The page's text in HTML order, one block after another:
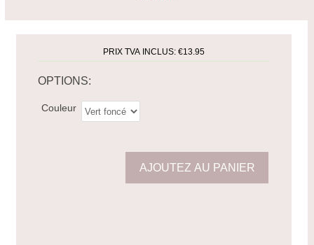
PRIX TVA INCLUS:€13.95
OPTIONS:
Couleur